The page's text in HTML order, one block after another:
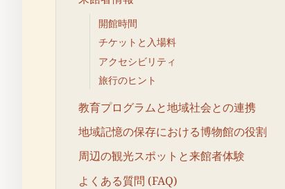
開館時間
チケットと入場料
アクセシビリティ
旅行のヒント
教育プログラムと地域社会との連携
地域記憶の保存における博物館の役割
周辺の観光スポットと来館者体験
よくある質問 (FAQ)